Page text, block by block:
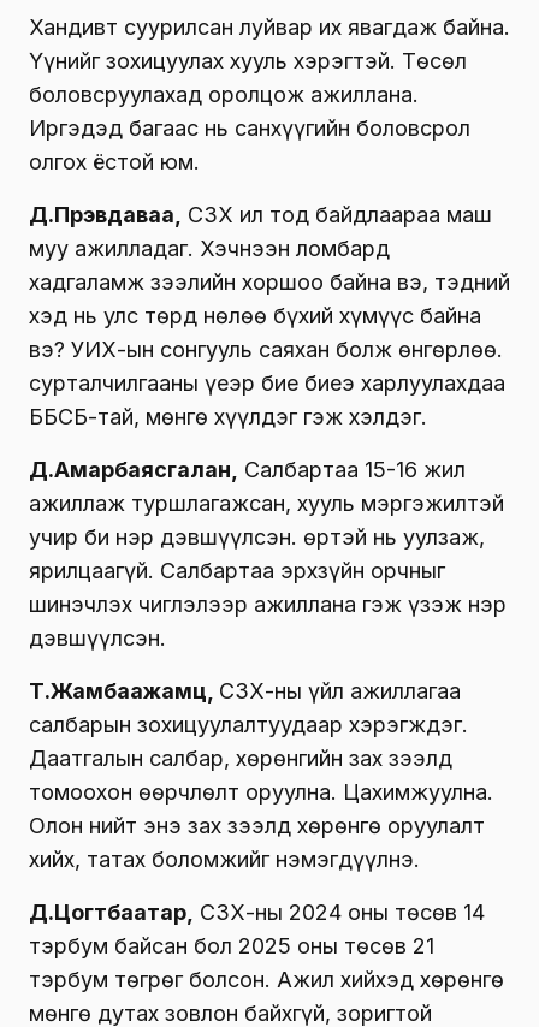
Хандивт суурилсан луйвар их явагдаж байна.
Үүнийг зохицуулах хууль хэрэгтэй. Төсөл
боловсруулахад оролцож ажиллана.
Иргэдэд багаас нь санхүүгийн боловсрол
олгох ёстой юм.
Д.Пүрэвдаваа,
СЗХ ил тод байдлаараа маш
муу ажилладаг. Хэчнээн ломбард
хадгаламж зээлийн хоршоо байна вэ, тэдний
хэд нь улс төрд нөлөө бүхий хүмүүс байна
вэ? УИХ-ын сонгууль саяхан болж өнгөрлөө.
сурталчилгааны үеэр бие биеэ харлуулахдаа
ББСБ-тай, мөнгө хүүлдэг гэж хэлдэг.
Д.Амарбаясгалан,
Салбартаа 15-16 жил
ажиллаж туршлагажсан, хууль мэргэжилтэй
учир би нэр дэвшүүлсэн. Өөртэй нь уулзаж,
ярилцаагүй. Салбартаа эрхзүйн орчныг
шинэчлэх чиглэлээр ажиллана гэж үзэж нэр
дэвшүүлсэн.
Т.Жамбаажамц, СЗХ-ны үйл ажиллагаа
салбарын зохицуулалтуудаар хэрэгждэг.
Даатгалын салбар, хөрөнгийн зах зээлд
томоохон өөрчлөлт оруулна. Цахимжуулна.
Олон нийт энэ зах зээлд хөрөнгө оруулалт
хийх, татах боломжийг нэмэгдүүлнэ.
Д.Цогтбаатар, СЗХ-ны 2024 оны төсөв 14
тэрбум байсан бол 2025 оны төсөв 21
тэрбум төгрөг болсон. Ажил хийхэд хөрөнгө
мөнгө дутах зовлон байхгүй, зоригтой